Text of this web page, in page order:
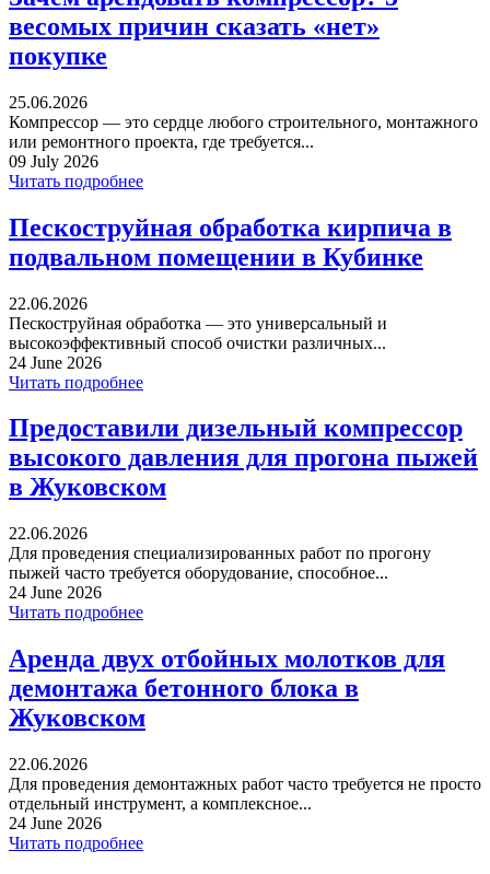
весомых причин сказать «нет»
покупке
25.06.2026
Компрессор — это сердце любого строительного, монтажного
или ремонтного проекта, где требуется...
09 July 2026
Читать подробнее
Пескоструйная обработка кирпича в
подвальном помещении в Кубинке
22.06.2026
Пескоструйная обработка — это универсальный и
высокоэффективный способ очистки различных...
24 June 2026
Читать подробнее
Предоставили дизельный компрессор
высокого давления для прогона пыжей
в Жуковском
22.06.2026
Для проведения специализированных работ по прогону
пыжей часто требуется оборудование, способное...
24 June 2026
Читать подробнее
Аренда двух отбойных молотков для
демонтажа бетонного блока в
Жуковском
22.06.2026
Для проведения демонтажных работ часто требуется не просто
отдельный инструмент, а комплексное...
24 June 2026
Читать подробнее